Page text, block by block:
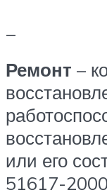
Ремонт –
или его
51617-